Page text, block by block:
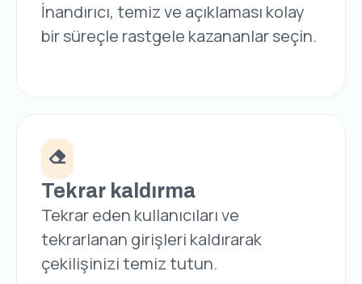
İnandırıcı, temiz ve açıklaması kolay
bir süreçle rastgele kazananlar seçin.
Tekrar kaldırma
Tekrar eden kullanıcıları ve
tekrarlanan girişleri kaldırarak
çekilişinizi temiz tutun.